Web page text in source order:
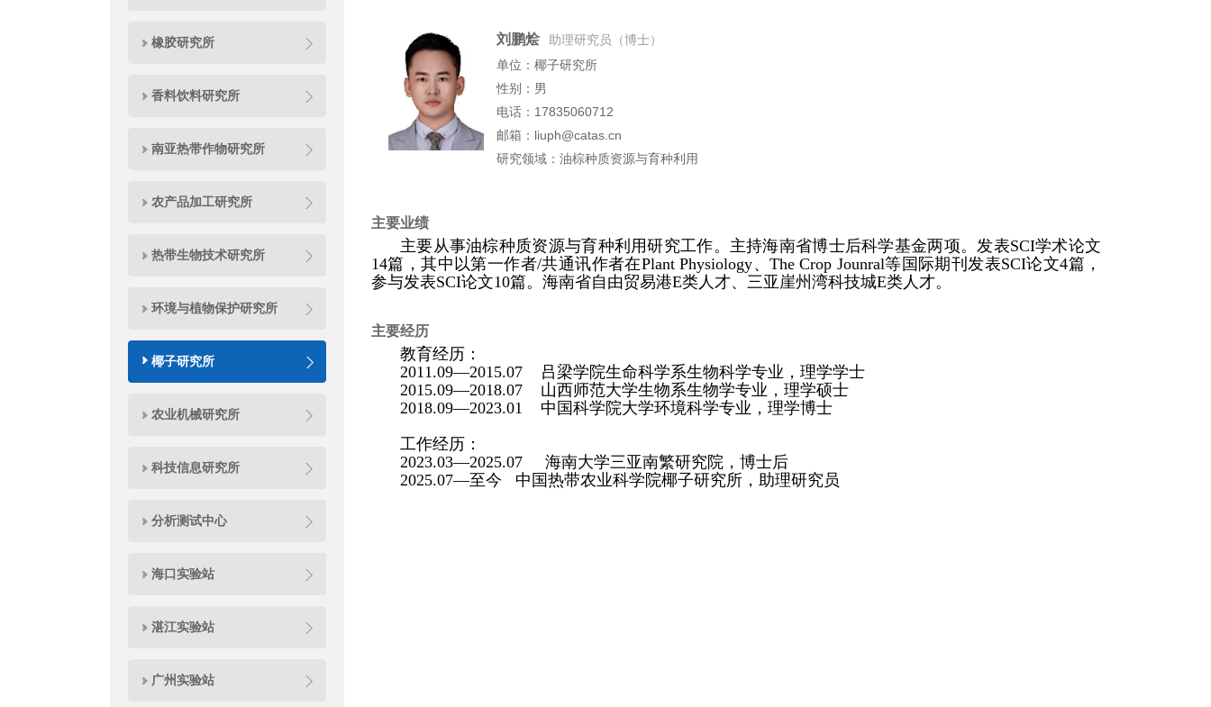
橡胶研究所
香料饮料研究所
南亚热带作物研究所
农产品加工研究所
热带生物技术研究所
环境与植物保护研究所
椰子研究所
农业机械研究所
科技信息研究所
分析测试中心
海口实验站
湛江实验站
广州实验站
刘鹏烩
助理研究员（博士）
单位：椰子研究所
性别：男
电话：17835060712
邮箱：liuph@catas.cn
研究领域：油棕种质资源与育种利用
主要业绩
主要从事油棕种质资源与育种利用研究工作。主持海南省博士后科学基金两项。发表SCI学术论文
14篇，其中以第一作者/共通讯作者在Plant Physiology、The Crop Jounral等国际期刊发表SCI论文4篇，
参与发表SCI论文10篇。海南省自由贸易港E类人才、三亚崖州湾科技城E类人才。
主要经历
教育经历：
2011.09—2015.07 吕梁学院生命科学系生物科学专业，理学学士
2015.09—2018.07 山西师范大学生物系生物学专业，理学硕士
2018.09—2023.01 中国科学院大学环境科学专业，理学博士
工作经历：
2023.03—2025.07 海南大学三亚南繁研究院，博士后
2025.07—至今 中国热带农业科学院椰子研究所，助理研究员